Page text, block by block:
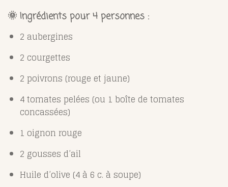
🌞 Ingrédients pour 4 personnes :
2 aubergines
2 courgettes
2 poivrons (rouge et jaune)
4 tomates pelées (ou 1 boîte de tomates
concassées)
1 oignon rouge
2 gousses d’ail
Huile d’olive (4 à 6 c. à soupe)